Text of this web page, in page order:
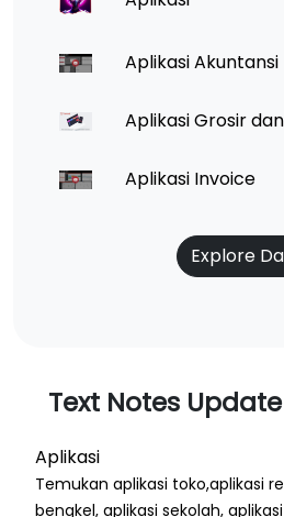
Aplikasi Akuntansi
Aplikasi Grosir
Aplikasi Invoice
Explore
Text Notes Update
Aplikasi
Temukan aplikasi toko,aplikasi
bengkel, aplikasi sekolah,